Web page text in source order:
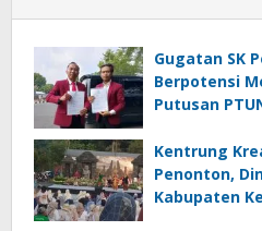
Gugatan SK
Berpotensi
Putusan
Kentrung
Penonton,
Kabupaten